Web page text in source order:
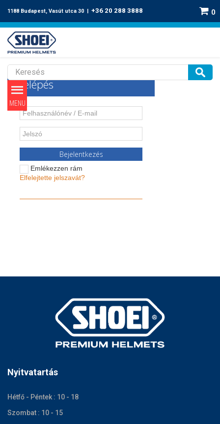
1188 Budapest, Vasút utca 30 | +36 20 288 3888 0
Belépés
Bejelentkezés
Emlékezzen rám
Elfelejtette jelszavát?
Nyitvatartás
Hétfő - Péntek : 10 - 18
Szombat : 10 - 15